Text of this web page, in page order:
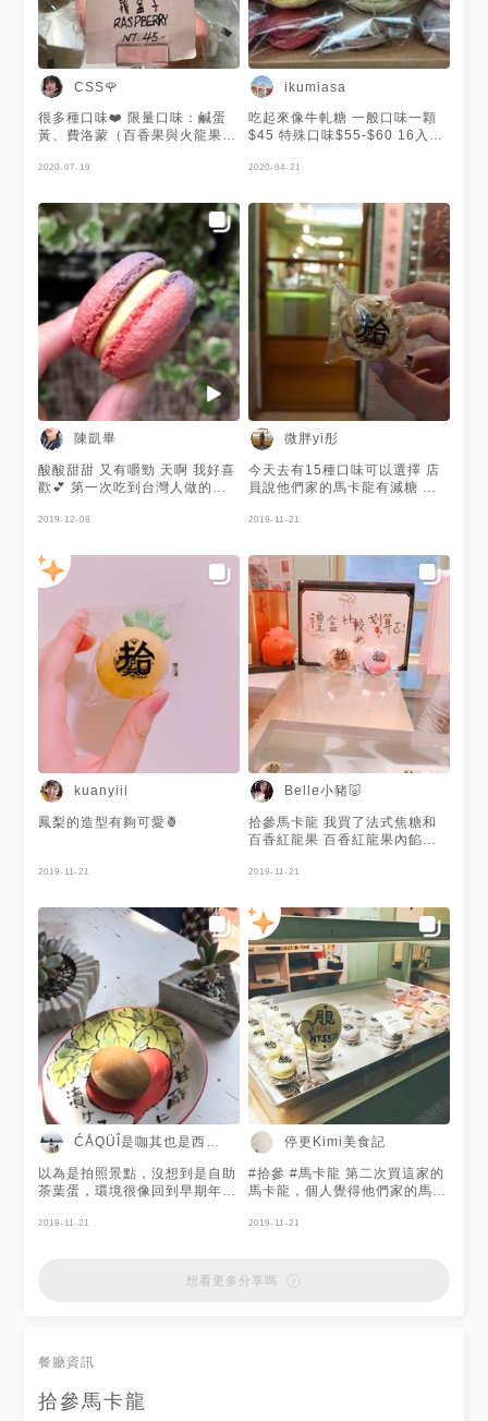
～10分鐘） 可宅配🚗 宅配運費
計算🧮 單次單一地點同溫層宅
配，折扣後總訂購金額達$3500
以上免運費（現台灣本島，離島
另計）
CSS🌹
很多種口味❤️ 限量口味：鹹蛋
黃、費洛蒙（百香果與火龍果製
糖、乳酪起司 招牌：檸檬、抹
花瓣加入內餡，富有濃郁玫瑰香
氣） 其他口味：草莓、葡萄蘭
姆、原味杏仁、巧克力、咖啡、
覆盆子、芝麻、藍莓。
2020-07-19
ikumiasa
吃起來像牛軋糖 一般口味一顆
$45 特殊口味$55-$60 16入
2020-04-21
陳凱畢
酸酸甜甜 又有嚼勁 天啊 我好喜
歡💕 第一次吃到台灣人做的馬
而且應該也只有我們會想到要用
2019-12-08
微胖yi彤
今天去有15種口味可以選擇 店
員說他們家的馬卡龍有減糖 比
為我本身就愛甜食
2019-11-21
kuanyiii
鳳梨的造型有夠可愛🍍
2019-11-21
Belle小豬🐷
拾參馬卡龍 我買了法式焦糖和
百香紅龍果 百香紅龍果內餡的
一點紅龍果醬 百香果味道比較
搭配酸酸甜甜的 喜歡吃酸的人
會蠻喜歡的 法式焦糖口味 表面
有一層脆糖 讓整體馬卡龍吃起
來 又多了一層脆脆的口感 整體
搭配偏甜 會是螞蟻🐜人的愛 口
味很多種 每一款馬卡龍都超繽
粉可愛 這家是用減糖配方 而且
是選用當季的水果哦 相較於他
家的馬卡龍 較沒那麼甜膩 配上
一杯無糖茶 完美❤️❤️❤️ 滿分5
顆🌟 我給：3.5🌟 因為馬卡龍吃
的時候內餡有一點爆出來，有點
手忙腳亂 吃完手有點黏黏的
2019-11-21
ĆÅQÜÎ是咖其也是西班牙的柿子
以為是拍照景點，沒想到是自助
茶葉蛋，環境很像回到早期年
是精心佈置的三合院裡，有許多
2019-11-21
停更Kimi美食記
#拾參 #馬卡龍 第二次買這家的
馬卡龍，個人覺得他們家的馬卡
的馬卡龍還要紮實
2019-11-21
想看更多分享嗎
餐廳資訊
拾參馬卡龍